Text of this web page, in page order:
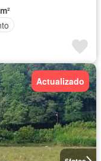
Actualizado